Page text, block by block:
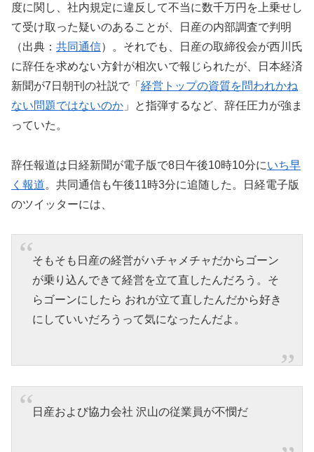
度に関し、社内規定に違反して不当に数千万円を上乗せし
て受け取った疑いのあることが、日産の内部調査で判明
（出典： 共同通信）。それでも、日産の取締役会が西川氏
に辞任を求めない方針が相次いで報じられたが、日本経済
新聞が7日朝刊の社説で「 経営トップの資質を問われかね
ない問題ではないのか 」と指弾するなど、辞任圧力が強ま
っていた。
辞任報道は日経新聞が電子版で8日午後10時10分にいち早
く報道。共同通信も午後11時3分に追随した。日経電子版
のツイッターには、
そもそも日産の経営がハチャメチャだからゴーン
が乗り込んできて経営を立て直したんだろう。そ
らゴーンにしたら おれが立て直したんだから好き
にしていいだろうって気になったんだよ。
日産および協力会社 沢山の従業員が不憫だ